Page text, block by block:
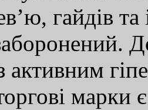
гайдів
активним
марки